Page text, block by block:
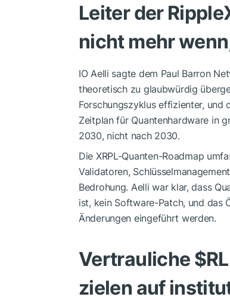
Leiter der
nicht mehr
IO Aelli sagte dem Paul Barron
theoretisch zu glaubwürdig
Forschungszyklus effizienter,
Zeitplan für Quantenhardware in
2030, nicht nach 2030.
Die XRPL-Quanten-Roadmap
Validatoren,
Bedrohung. Aelli war klar, dass
ist, kein Software-Patch, und das
Änderungen eingeführt werden.
Vertrauliche
zielen auf